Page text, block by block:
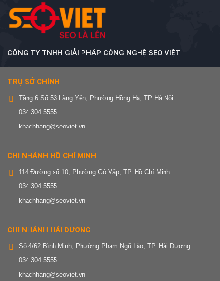
CÔNG TY TNHH GIẢI PHÁP CÔNG NGHỆ SEO VIỆT
TRỤ SỞ CHÍNH
Tầng 6 Số 53 Lãng Yên, Phường Hồng Hà, TP Hà Nội
034.304.5555
khachhang@seoviet.vn
CHI NHÁNH HỒ CHÍ MINH
114 Đường số 10, Phường Gò Vấp, TP. Hồ Chí Minh
034.304.5555
khachhang@seoviet.vn
CHI NHÁNH HẢI DƯƠNG
Số 4/62 Bình Minh, Phường Phạm Ngũ Lão, TP. Hải Dương
034.304.5555
khachhang@seoviet.vn